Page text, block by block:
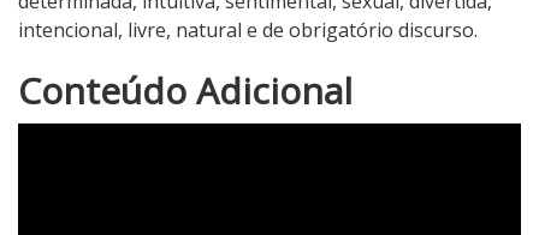
intencional, livre, natural e de obrigatório discurso.
N
o
Conteúdo Adicional